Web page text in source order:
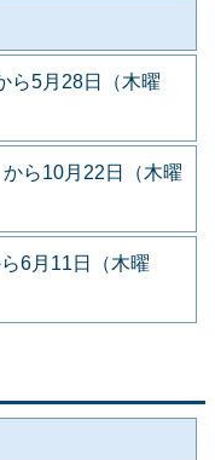
ら5月28日（木曜
ら10月22日（木曜
6月11日（木曜